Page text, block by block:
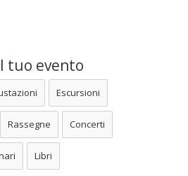
tuo evento
Escursioni
Rassegne Concerti
Libri